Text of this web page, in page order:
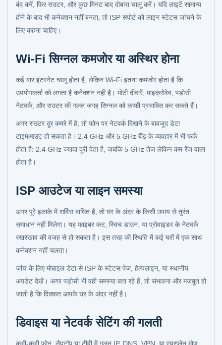
बंद करें, फिर राउटर, और कुछ मिनट बाद दोबारा चालू करें। यदि लाइटें सामान्य
होने के बाद भी कनेक्शन नहीं बनता, तो ISP सपोर्ट को लाइन स्टेटस जांचने के
लिए कहना चाहिए।
Wi-Fi सिग्नल कमजोर या अस्थिर होना
कई बार इंटरनेट चालू होता है, लेकिन Wi‑Fi इतना कमजोर होता है कि
उपयोगकर्ता को लगता है कनेक्शन नहीं है। मोटी दीवारें, माइक्रोवेव, पड़ोसी
नेटवर्क, और राउटर की गलत जगह सिग्नल को काफी प्रभावित कर सकते हैं।
अगर राउटर दूर कमरे में है, तो फोन पर नेटवर्क दिखने के बावजूद डेटा
टाइमआउट हो सकता है। 2.4 GHz और 5 GHz बैंड के व्यवहार में भी फर्क
होता है: 2.4 GHz ज्यादा दूरी देता है, जबकि 5 GHz तेज लेकिन कम रेंज वाला
होता है।
ISP आउटेज या लाइन समस्या
अगर पूरे इलाके में सर्विस बाधित है, तो घर के अंदर के किसी उपाय से तुरंत
समाधान नहीं मिलेगा। यह फाइबर कट, स्विच डाउन, या प्रोवाइडर के नेटवर्क
रखरखाव की वजह से हो सकता है। इस तरह की स्थिति में कई घरों में एक साथ
कनेक्शन नहीं चलता।
जांच के लिए मोबाइल डेटा से ISP के स्टेटस पेज, हेल्पलाइन, या स्थानीय
अपडेट देखें। अगर पड़ोसी भी वही समस्या बता रहे हैं, तो संभावना और मजबूत हो
जाती है कि दिक्कत आपके घर के अंदर नहीं है।
डिवाइस या नेटवर्क सेटिंग की गलती